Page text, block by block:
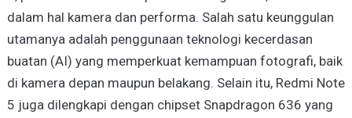
dalam hal kamera dan performa. Salah satu keunggulan
utamanya adalah penggunaan teknologi kecerdasan
buatan (AI) yang memperkuat kemampuan fotografi, baik
di kamera depan maupun belakang. Selain itu, Redmi Note
5 juga dilengkapi dengan chipset Snapdragon 636 yang